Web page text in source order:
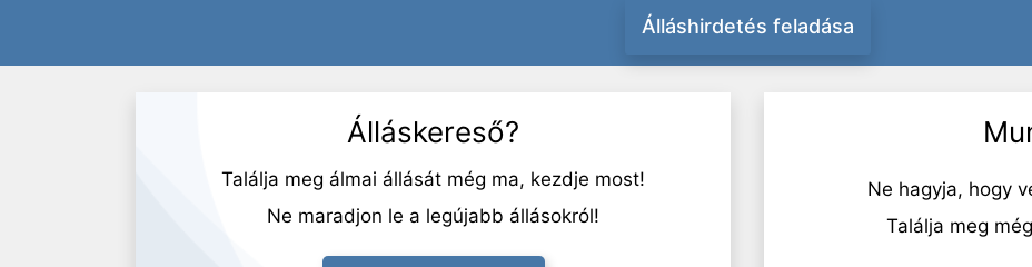
Álláshirdetés feladása
Álláskereső?
Találja meg álmai állását még ma, kezdje most!
Ne maradjon le a legújabb állásokról!
Ne hagyja, hogy
Találja meg